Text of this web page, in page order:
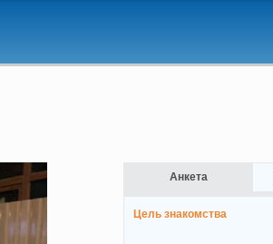
Анкета
Цель знакомства